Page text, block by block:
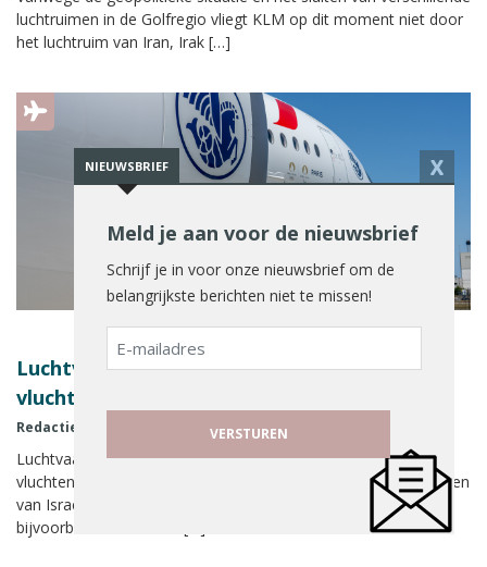
luchtruimen in de Golfregio vliegt KLM op dit moment niet door
het luchtruim van Iran, Irak […]
Luchtvaartmaatschappijen schrappen
vluchten naar Midden-Oosten
Redactie Reismedia - ANP 28 februari 2026
Luchtvaartmaatschappijen wereldwijd schrappen zaterdag
vluchten naar het Midden-Oosten vanwege de recente aanvallen
van Israël en de Verenigde Staten op Iran. KLM schrapte
bijvoorbeeld een vlucht […]
NIEUWSBRIEF X
Meld je aan voor de nieuwsbrief
Schrijf je in voor onze nieuwsbrief om de
belangrijkste berichten niet te missen!
E-
mailadres